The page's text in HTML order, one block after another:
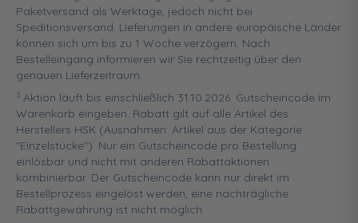
Paketversand als Werktage, jedoch nicht bei
Speditionsversand. Lieferungen in andere europäische Länder
können sich um bis zu 1 Woche verzögern. Nach
Bestelleingang informieren wir Sie rechtzeitig über den
genauen Lieferzeitraum.
3 Aktion läuft bis einschließlich 31.10.2026. Gutscheincode im
Warenkorb eingeben. Rabatt gilt auf alle Artikel des
Herstellers HSK (Ausnahmen: Artikel aus der Kategorie
"Einzelstücke"). Nur ein Gutscheincode pro Bestellung
einlösbar und nicht mit anderen Rabattaktionen
kombinierbar. Der Gutscheincode kann nur direkt im
Bestellprozess eingelöst werden, eine nachträgliche
Rabattgewährung ist nicht möglich.